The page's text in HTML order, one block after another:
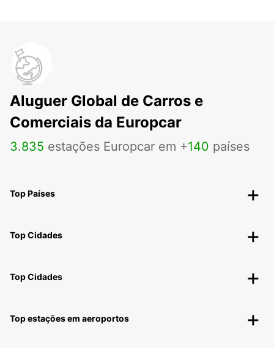
Aluguer Global de Carros e
Comerciais da Europcar
3.835 estações Europcar em +140 países
Top Países
Top Cidades
Top Cidades
Top estações em aeroportos